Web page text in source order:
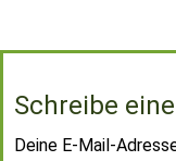
Schreibe
Deine E-Mail-